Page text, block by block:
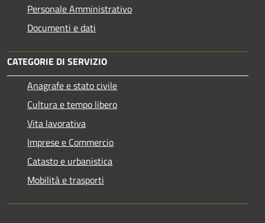
Personale Amministrativo
Documenti e dati
CATEGORIE DI SERVIZIO
Anagrafe e stato civile
Cultura e tempo libero
Vita lavorativa
Imprese e Commercio
Catasto e urbanistica
Mobilità e trasporti